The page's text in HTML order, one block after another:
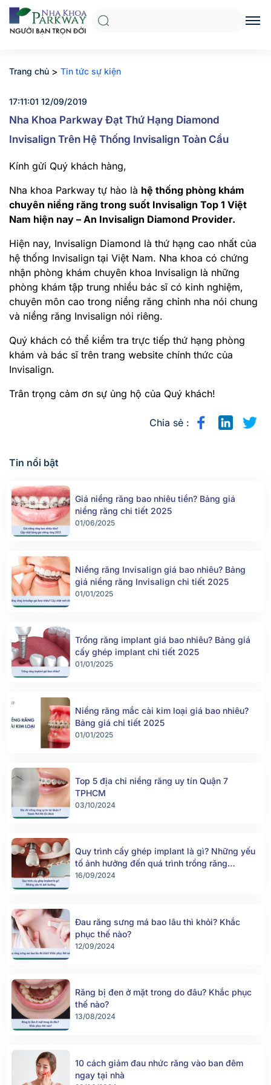
Trang chủ > Tin tức sự kiện
17:11:01 12/09/2019
Nha Khoa Parkway Đạt Thứ Hạng Diamond
Invisalign Trên Hệ Thống Invisalign Toàn Cầu
Kính gửi Quý khách hàng,
Nha khoa Parkway tự hào là hệ thống phòng khám
chuyên niềng răng trong suốt Invisalign Top 1 Việt
Nam hiện nay – An Invisalign Diamond Provider.
Hiện nay, Invisalign Diamond là thứ hạng cao nhất của
hệ thống Invisalign tại Việt Nam. Nha khoa có chứng
nhận phòng khám chuyên khoa Invisalign là những
phòng khám tập trung nhiều bác sĩ có kinh nghiệm,
chuyên môn cao trong niềng răng chỉnh nha nói chung
và niềng răng Invisalign nói riêng.
Quý khách có thể kiểm tra trực tiếp thứ hạng phòng
khám và bác sĩ trên trang website chính thức của
Invisalign.
Trân trọng cảm ơn sự ủng hộ của Quý khách!
Chia sẻ :
Tin nổi bật
Giá niềng răng bao nhiêu tiền? Bảng giá
niềng răng chi tiết 2025
01/06/2025
Niềng răng Invisalign giá bao nhiêu? Bảng
giá niềng răng Invisalign chi tiết 2025
01/01/2025
Trồng răng implant giá bao nhiêu? Bảng giá
cấy ghép implant chi tiết 2025
01/01/2025
Niềng răng mắc cài kim loại giá bao nhiêu?
Bảng giá chi tiết 2025
01/01/2025
Top 5 địa chỉ niềng răng uy tín Quận 7
TPHCM
03/10/2024
Quy trình cấy ghép implant là gì? Những yếu
tố ảnh hưởng đến quá trình trồng răng
implant
16/09/2024
Đau răng sưng má bao lâu thì khỏi? Khắc
phục thế nào?
12/09/2024
Răng bị đen ở mặt trong do đâu? Khắc phục
thế nào?
13/08/2024
10 cách giảm đau nhức răng vào ban đêm
ngay tại nhà